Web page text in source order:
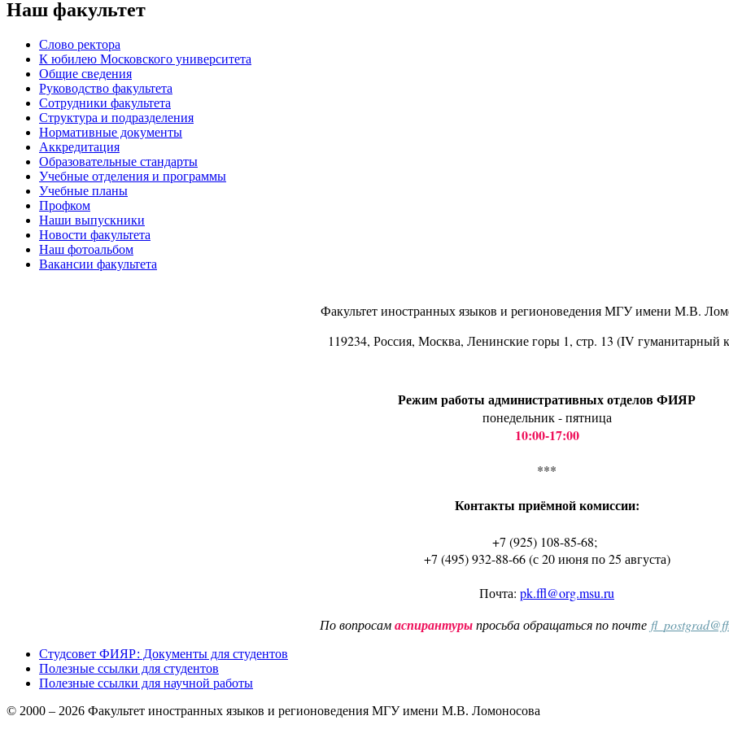
Наш факультет
Слово ректора
К юбилею Московского университета
Общие сведения
Руководство факультета
Сотрудники факультета
Структура и подразделения
Нормативные документы
Аккредитация
Образовательные стандарты
Учебные отделения и программы
Учебные планы
Профком
Наши выпускники
Новости факультета
Наш фотоальбом
Вакансии факультета
Факультет иностранных языков и регионоведения МГУ имени М.В.
119234, Россия, Москва, Ленинские горы 1, стр. 13 (IV гуманитарный
Режим работы административных отделов ФИЯР
понедельник - пятница
10:00-17:00
***
Контакты приёмной комиссии:
+7 (925) 108-85-68;
+7 (495) 932-88-66 (с 20 июня по 25 августа)
Почта: pk.ffl@org.msu.ru
По вопросамаспирантурыпросьба обращаться по почте
Студсовет ФИЯР: Документы для студентов
Полезные ссылки для студентов
Полезные ссылки для научной работы
© 2000 – 2026 Факультет иностранных языков и регионоведения МГУ имени М.В. Ломоносова